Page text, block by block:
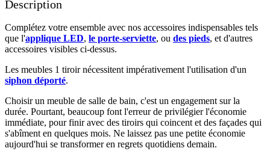
Description
Complétez votre ensemble avec nos accessoires indispensables tels
que l'applique LED, le porte-serviette, ou des pieds, et d'autres
accessoires visibles ci-dessus.​
Les meubles 1 tiroir nécessitent impérativement l'utilisation d'un
siphon déporté.​​
Choisir un meuble de salle de bain, c'est un engagement sur la
durée. Pourtant, beaucoup font l'erreur de privilégier l'économie
immédiate, pour finir avec des tiroirs qui coincent et des façades qui
s'abîment en quelques mois. Ne laissez pas une petite économie
aujourd'hui se transformer en regrets quotidiens demain.